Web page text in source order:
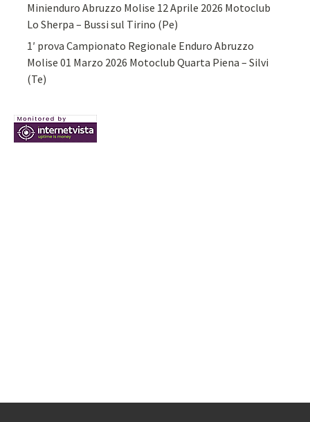
Minienduro Abruzzo Molise 12 Aprile 2026 Motoclub
Lo Sherpa – Bussi sul Tirino (Pe)
1′ prova Campionato Regionale Enduro Abruzzo
Molise 01 Marzo 2026 Motoclub Quarta Piena – Silvi
(Te)